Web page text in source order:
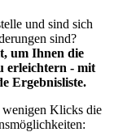
und sind sich
sind?
um Ihnen die
erleichtern - mit
Ergebnisliste.
wenigen Klicks die